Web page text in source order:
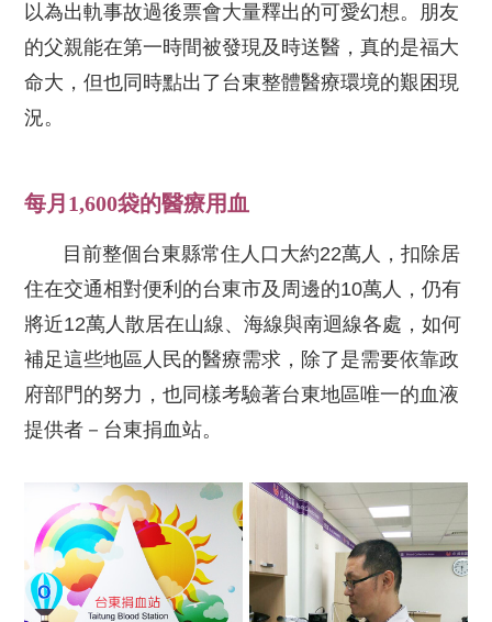
以為出軌事故過後票會大量釋出的可愛幻想。朋友
的父親能在第一時間被發現及時送醫，真的是福大
命大，但也同時點出了台東整體醫療環境的艱困現
況。
每月1,600袋的醫療用血
目前整個台東縣常住人口大約22萬人，扣除居
住在交通相對便利的台東市及周邊的10萬人，仍有
將近12萬人散居在山線、海線與南迴線各處，如何
補足這些地區人民的醫療需求，除了是需要依靠政
府部門的努力，也同樣考驗著台東地區唯一的血液
提供者－台東捐血站。